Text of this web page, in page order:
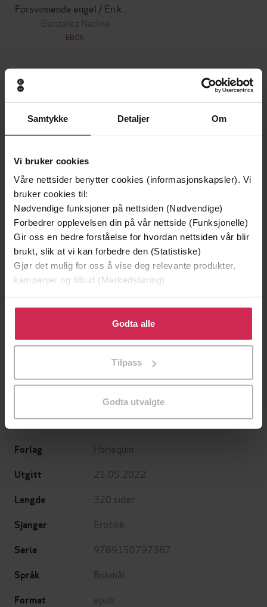
Samtykke Detaljer Om
Vi bruker cookies
Våre nettsider benytter cookies (informasjonskapsler). Vi
bruker cookies til:
Nødvendige funksjoner på nettsiden (Nødvendige)
Forbedrer opplevelsen din på vår nettside (Funksjonelle)
Gir oss en bedre forståelse for hvordan nettsiden vår blir
brukt, slik at vi kan forbedre den (Statistiske)
Gjør det mulig for oss å vise deg relevante produkter,
kampanjer og tilbud (Markedsføring)
Klikk på «Godta alle» for å gi oss ditt samtykke til å
bruke cookies for alle disse formålene. Du kan også
tilpasse ditt samtykke til spesifikke formål ved å klikke
Godta alle
Tilpass
Godta utvalgte
Gonzalez Nadine
EBOK
Andre har også kjøpt
Premium
En lykkelig familie
Stian Hjelvin Andersen
Premium
Stian Hjelvin Andersen
Gonzalez Nadine(forfatter)
Forlag Harlequin
Utgitt 21.05.2022
Lengde 320 sider
Sjanger Erotikk
Serie 9789150797367
Språk Bokmål
Format epub